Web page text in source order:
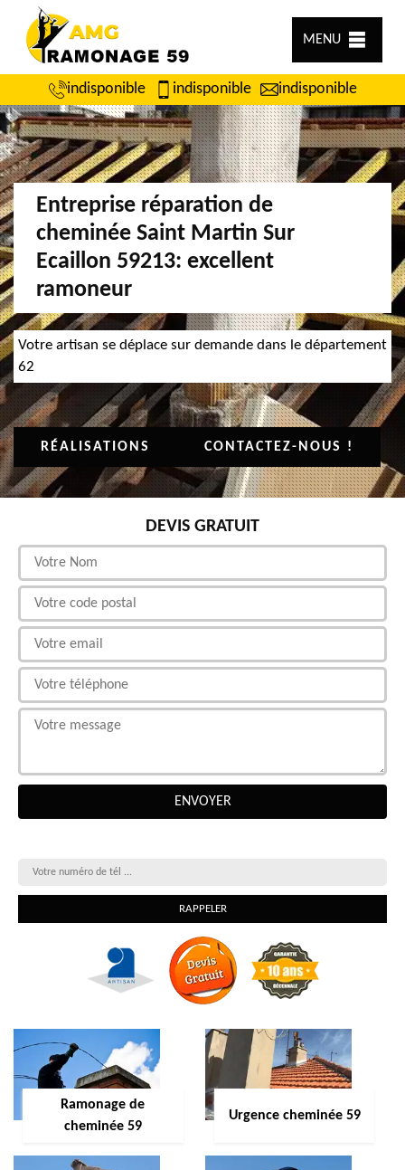
MENU
indisponible indisponible indisponible
Entreprise réparation de
cheminée Saint Martin Sur
Ecaillon 59213: excellent
ramoneur
Votre artisan se déplace sur demande dans le département
62
RÉALISATIONS CONTACTEZ-NOUS !
DEVIS GRATUIT
Ramonage de
cheminée 59
Urgence cheminée 59